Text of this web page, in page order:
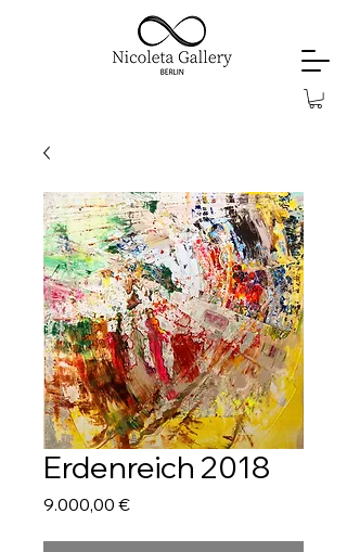
Erdenreich 2018
9.000,00 €Preis